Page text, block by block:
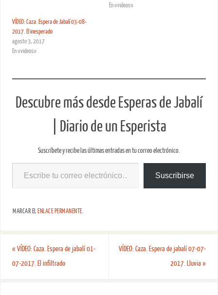
En «videos»
VÍDEO: Caza. Espera de Jabalí 03-08-
2017. El inesperado
agosto 3, 2017
En «videos»
Descubre más desde Esperas de Jabalí
| Diario de un Esperista
Suscríbete y recibe las últimas entradas en tu correo electrónico.
Suscribirse
MARCAR EL ENLACE PERMANENTE.
« VÍDEO: Caza. Espera de jabalí 01-
07-2017. El infiltrado
VÍDEO: Caza. Espera de jabalí 07-07-
2017. Lluvia »